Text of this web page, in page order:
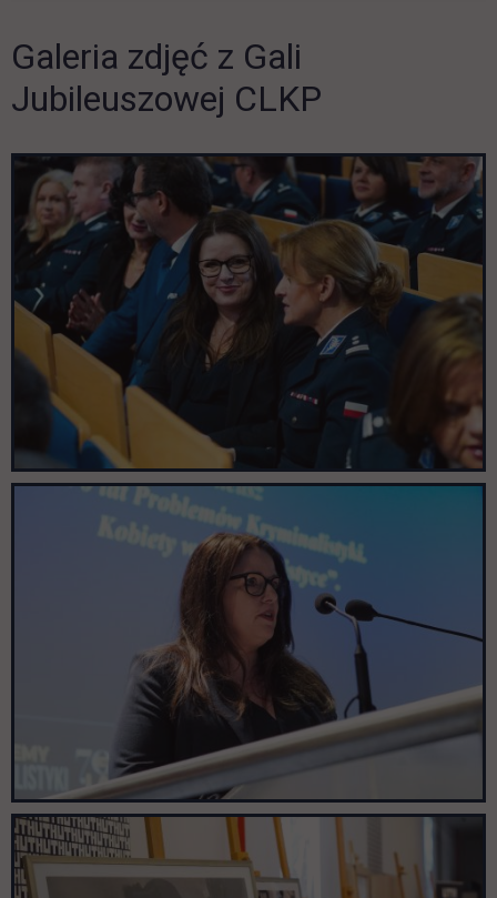
Galeria zdjęć z Gali
Jubileuszowej CLKP
Pomiń galerię